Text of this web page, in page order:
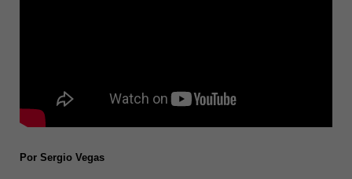
Por Sergio Vegas